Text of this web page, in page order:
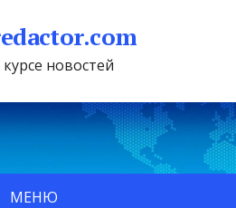
новостей
МЕНЮ